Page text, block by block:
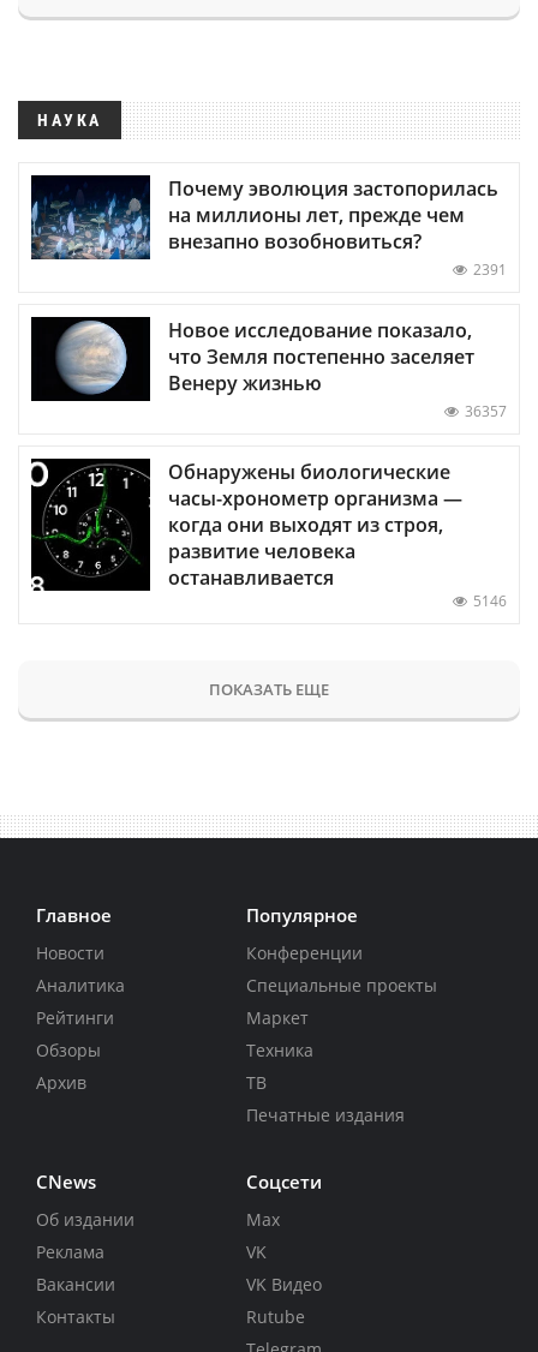
НАУКА
Почему эволюция застопорилась
на миллионы лет, прежде чем
внезапно возобновиться?
2391
Новое исследование показало,
что Земля постепенно заселяет
Венеру жизнью
36357
Обнаружены биологические
часы-хронометр организма —
когда они выходят из строя,
развитие человека
останавливается
5146
ПОКАЗАТЬ ЕЩЕ
Главное
Новости
Аналитика
Рейтинги
Обзоры
Архив
Популярное
Конференции
Специальные проекты
Маркет
Техника
ТВ
Печатные издания
CNews
Об издании
Реклама
Вакансии
Контакты
Соцсети
Max
VK
VK Видео
Rutube